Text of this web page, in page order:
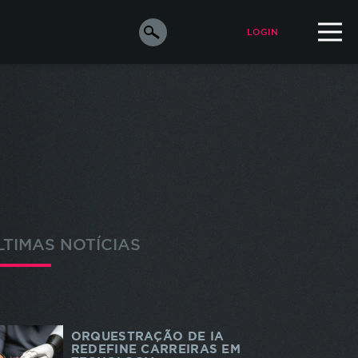
LOGIN
NOTÍCIAS
ORQUESTRAÇÃO DE IA
REDEFINE CARREIRAS EM